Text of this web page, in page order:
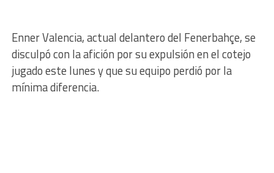
Enner Valencia, actual delantero del Fenerbahçe, se
disculpó con la afición por su expulsión en el cotejo
jugado este lunes y que su equipo perdió por la
mínima diferencia.